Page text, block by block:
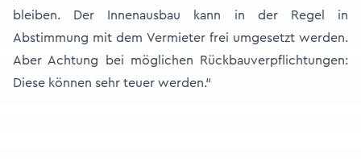
bleiben. Der Innenausbau kann in der Regel in
Abstimmung mit dem Vermieter frei umgesetzt werden.
Aber Achtung bei möglichen Rückbauverpflichtungen:
Diese können sehr teuer werden.“